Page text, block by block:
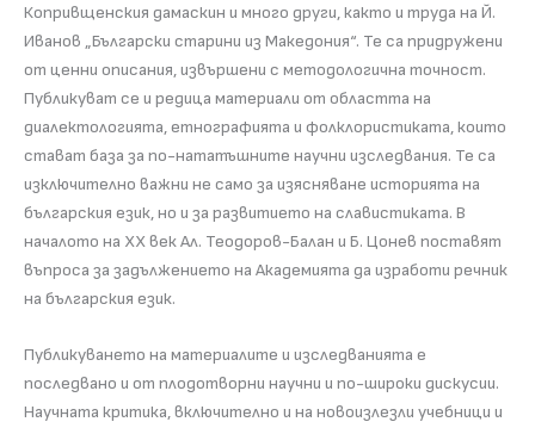
Копривщенския дамаскин и много други, както и труда на Й.
Иванов „Български старини из Македония“. Те са придружени
от ценни описания, извършени с методологична точност.
Публикуват се и редица материали от областта на
диалектологията, етнографията и фолклористиката, които
стават база за по-нататъшните научни изследвания. Те са
изключително важни не само за изясняване историята на
българския език, но и за развитието на славистиката. В
началото на XX век Ал. Теодоров-Балан и Б. Цонев поставят
въпроса за задължението на Академията да изработи речник
на българския език.
Публикуването на материалите и изследванията е
последвано и от плодотворни научни и по-широки дискусии.
Научната критика, включително и на новоизлезли учебници и